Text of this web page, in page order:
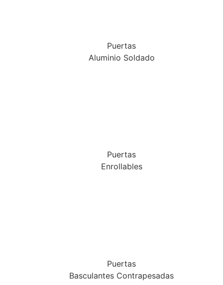
Puertas
Aluminio Soldado
Puertas
Enrollables
Puertas
Basculantes Contrapesadas